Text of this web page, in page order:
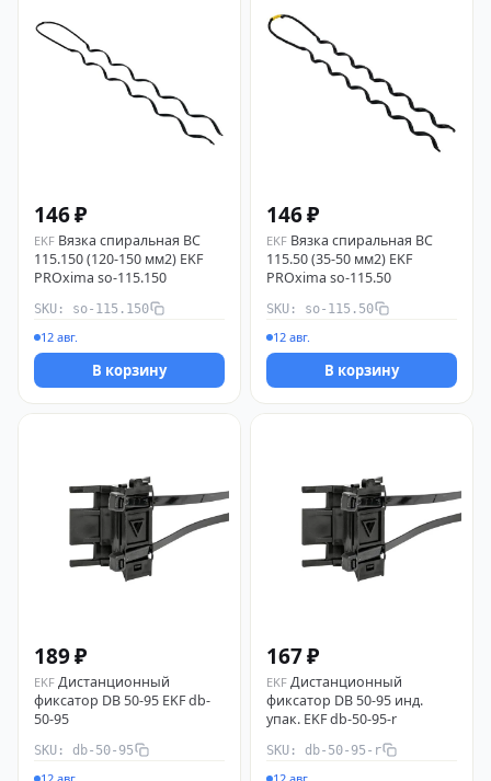
146 ₽
EKF Вязка спиральная ВС
115.150 (120-150 мм2) EKF
PROxima so-115.150
SKU: so-115.150
12 авг.
В корзину
146 ₽
EKF Вязка спиральная ВС
115.50 (35-50 мм2) EKF
PROxima so-115.50
SKU: so-115.50
12 авг.
В корзину
189 ₽
EKF Дистанционный
фиксатор DB 50-95 EKF db-
50-95
SKU: db-50-95
167 ₽
EKF Дистанционный
фиксатор DB 50-95 инд.
упак. EKF db-50-95-r
SKU: db-50-95-r